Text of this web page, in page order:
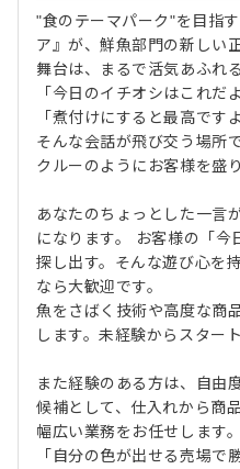
"食のテーマパーク"を目指
ア』が、鮮魚部門の新しい
舞台は、まるで活気あふれ
「今日のイチオシはこれだ
「煮付けにすると最高ですよ
そんな会話が飛び交う場所
クルーのようにお客様を盛
あなたのちょっとした一言
になります。 お客様の「今
探し出す。そんな遊び心を
なら大歓迎です。
魚をさばく技術や高度な商
します。未経験からスター
また経験のある方は、自由
候補として、仕入れから商
幅広い業務をお任せします。
「自分の色が出せる売場で